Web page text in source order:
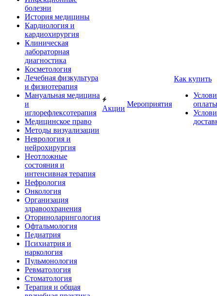
болезни
История медицины
Кардиология и
кардиохирургия
Клиническая
лабораторная
диагностика
Косметология
Лечебная физкультура
и физиотерапия
Мануальная медицина
и
иглорефлексотерапия
Медицинское право
Методы визуализации
Неврология и
нейрохирургия
Неотложные
состояния и
интенсивная терапия
Нефрология
Онкология
Организация
здравоохранения
Оториноларингология
Офтальмология
Педиатрия
Психиатрия и
наркология
Пульмонология
Ревматология
Стоматология
Терапия и общая
Акции
Мероприятия
Как купить
оплаты